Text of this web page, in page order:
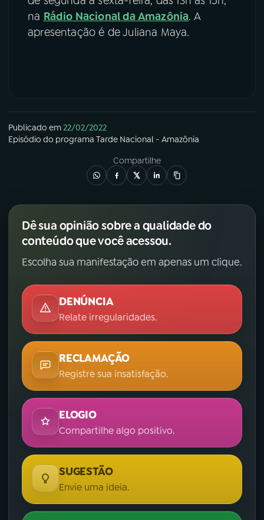
na Rádio Nacional da Amazônia. A
apresentação é de Juliana Maya.
Publicado em22/02/2022
Episódio do programa Tarde Nacional - Amazônia
Compartilhe
Dê sua opinião sobre a qualidade do
conteúdo que você acessou.
Escolha sua manifestação em apenas um clique.
DENÚNCIA
Relate irregularidades.
RECLAMAÇÃO
Registre sua insatisfação.
ELOGIO
Compartilhe algo positivo.
SUGESTÃO
Envie uma ideia.